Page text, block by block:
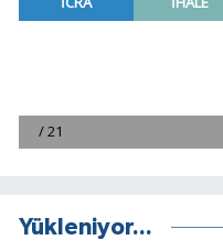
Yükleniyor...